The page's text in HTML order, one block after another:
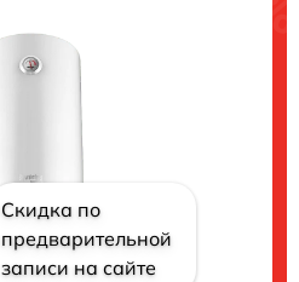
Скидка по
предварительной
записи на сайте